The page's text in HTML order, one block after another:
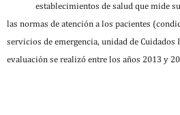
establecimientos de salud que mide
las normas de atención a los pacientes
servicios de emergencia, unidad de Cuidados
evaluación se realizó entre los años 2013 y